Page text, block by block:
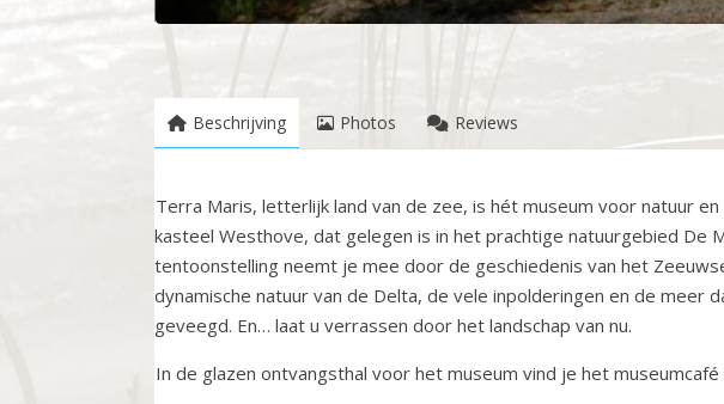
Beschrijving Photos Reviews
Terra Maris, letterlijk land van de zee, is hét museum voor natuur
kasteel Westhove, dat gelegen is in het prachtige natuurgebied De
tentoonstelling neemt je mee door de geschiedenis van het
dynamische natuur van de Delta, de vele inpolderingen en de
geveegd. En… laat u verrassen door het landschap van nu.
In de glazen ontvangsthal voor het museum vind je het